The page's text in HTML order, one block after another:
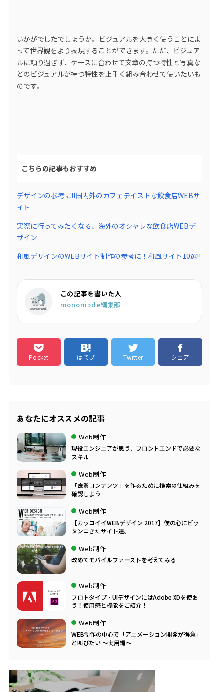
いかがでしたでしょうか。ビジュアルを大きく使うことによ
って世界観をより表現することができます。ただ、ビジュア
ルに頼り過ぎず、ケースに合わせて文章の持つ特性と写真な
どのビジュアルが持つ特性を上手く組み合わせて使いたいも
のです。
こちらの記事もおすすめ
デザインの参考に!!国内外のカフェテイストな飲食店WEBサ
イト
実際に行ってみたくなる、海外のオシャレな飲食店WEBデ
ザイン
和風デザインのWEBサイト制作の参考に！和風サイト10選!!
この記事を書いた人
monomode編集部
Pocket はてブ Twitter シェア
あなたにオススメの記事
Web制作
現役エンジニアが思う、フロントエンドで必要な
スキル
Web制作
「良質コンテンツ」を作るために検索の仕組みを
確認しよう
Web制作
【カッコイイWEBデザイン 2017】僕の心にビッ
タンコきたサイト達。
Web制作
改めてモバイルファーストを考えてみる
Web制作
プロトタイプ・UIデザインにはAdobe XDを使お
う！使用感と機能をご紹介！
Web制作
WEB制作の中心で「アニメーション開発が得意」
と叫びたい ～実用編～